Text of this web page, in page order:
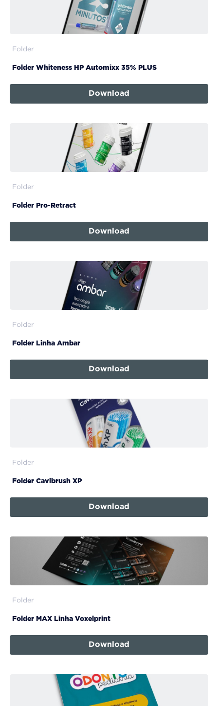
Folder
Folder Whiteness HP Automixx 35% PLUS
Download
Folder
Folder Pro-Retract
Download
Folder
Folder Linha Ambar
Download
Folder
Folder Cavibrush XP
Download
Folder
Folder MAX Linha Voxelprint
Download